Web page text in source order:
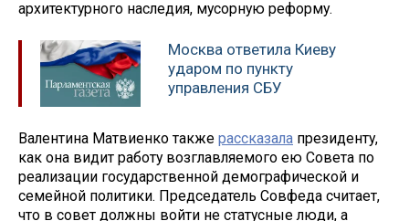
архитектурного наследия, мусорную реформу.
Москва ответила Киеву
ударом по пункту
управления СБУ
Валентина Матвиенко также рассказала президенту,
как она видит работу возглавляемого ею Совета по
реализации государственной демографической и
семейной политики. Председатель Совфеда считает,
что в совет должны войти не статусные люди, а